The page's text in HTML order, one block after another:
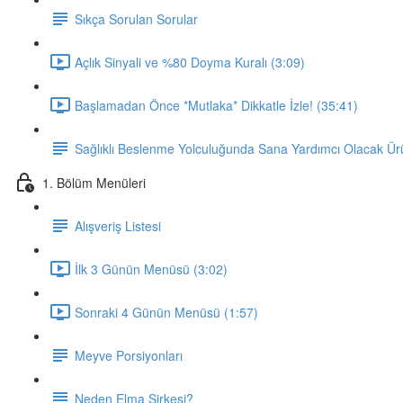
Sıkça Sorulan Sorular
Açlık Sinyali ve %80 Doyma Kuralı (3:09)
Başlamadan Önce *Mutlaka* Dikkatle İzle! (35:41)
Sağlıklı Beslenme Yolculuğunda Sana Yardımcı Olacak
1. Bölüm Menüleri
Alışveriş Listesi
İlk 3 Günün Menüsü (3:02)
Sonraki 4 Günün Menüsü (1:57)
Meyve Porsiyonları
Neden Elma Sirkesi?